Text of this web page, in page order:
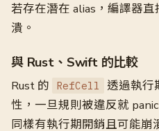
若存在潛在 alias，編譯器
潰。
與 Rust、Swift 的比較
Rust 的 RefCell
透過執行
性，一旦規則被違反就
同樣有執行期開銷且可能崩